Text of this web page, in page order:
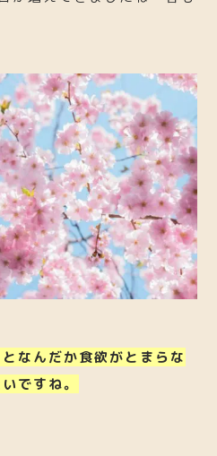
なんだか食欲がとまらな
ですね。